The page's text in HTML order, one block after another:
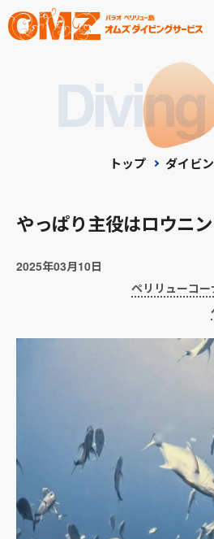
トップ ダイビ
やっぱり主役はロウニ
2025年03月10日
ペリリューコー